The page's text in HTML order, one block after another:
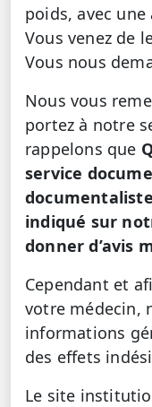
poids, avec
Vous venez de
Vous nous
Nous vous
portez à notre
rappelons que
service
indiqué sur
donner d’avis
Cependant et
votre médecin,
informations
des effets
Le site